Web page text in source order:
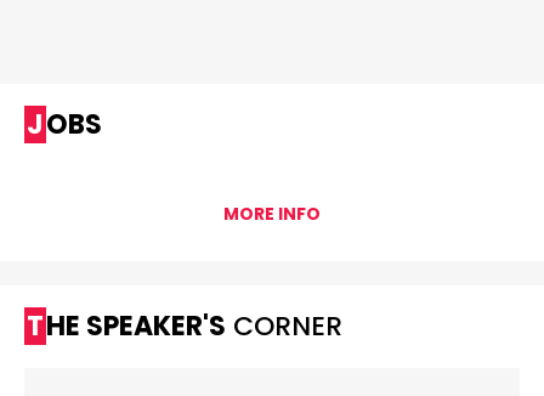
JOBS
MORE INFO
THE SPEAKER'S CORNER